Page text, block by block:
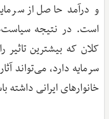
و درآمد حاصل از
است. در نتیجه
کلان که بیشترین تاثیر
سرمایه دارد، می‌تواند
خانوارهای ایرانی داشته